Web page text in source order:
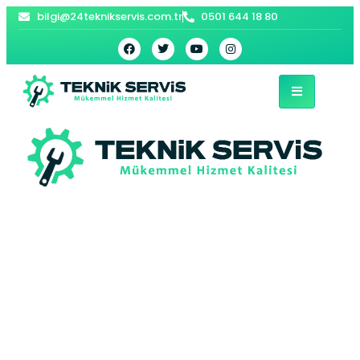
bilgi@24teknikservis.com.tr 0501 644 18 80